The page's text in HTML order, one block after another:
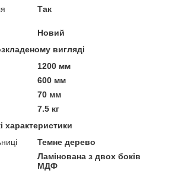
Так
Новий
вигляді
1200 мм
600 мм
70 мм
7.5 кг
характеристики
Темне дерево
Ламінована з двох боків
МДФ